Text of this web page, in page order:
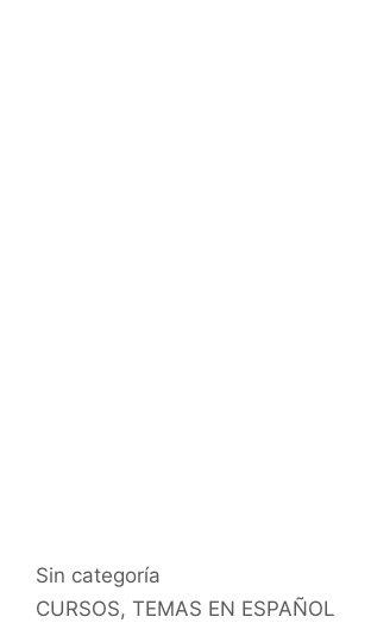
Categorías
Sin categoría
Etiquetas
CURSOS, TEMAS EN ESPAÑOL